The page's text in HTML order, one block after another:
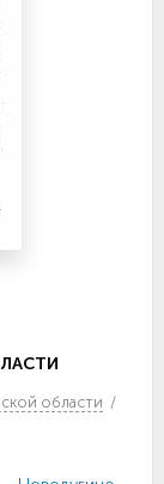
области /